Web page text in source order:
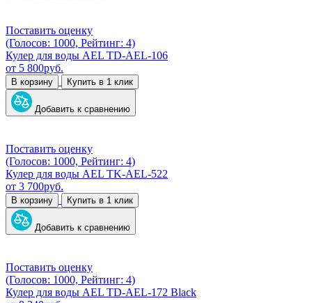
Поставить оценку
(Голосов: 1000, Рейтинг: 4)
Кулер для воды AEL TD-AEL-106
от 5 800руб.
В корзину Купить в 1 клик
Добавить к сравнению
Поставить оценку
(Голосов: 1000, Рейтинг: 4)
Кулер для воды AEL TK-AEL-522
от 3 700руб.
В корзину Купить в 1 клик
Добавить к сравнению
Поставить оценку
(Голосов: 1000, Рейтинг: 4)
Кулер для воды AEL TD-AEL-172 Black